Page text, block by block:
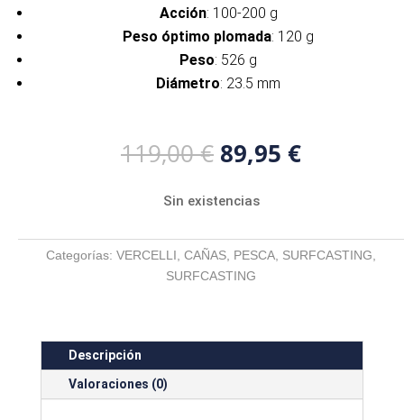
Acción: 100-200 g
Peso óptimo plomada: 120 g
Peso: 526 g
Diámetro: 23.5 mm
119,00€ El
precio
original
era:
119,00 €.
89,95 €El
89,95 €.
Sin existencias
Categorías: VERCELLI CAÑAS PESCA SURFCASTING
SURFCASTING
Descripción
Valoraciones (0)